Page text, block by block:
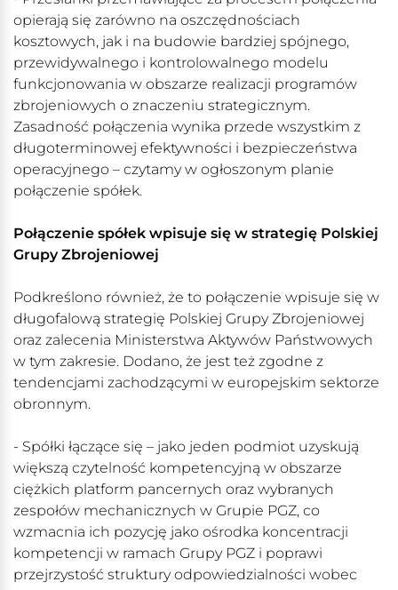
opierają się zarówno na oszczędnościach
kosztowych, jak i na budowie bardziej spójnego,
przewidywalnego i kontrolowalnego modelu
funkcjonowania w obszarze realizacji programów
zbrojeniowych o znaczeniu strategicznym.
Zasadność połączenia wynika przede wszystkim z
długoterminowej efektywności i bezpieczeństwa
operacyjnego – czytamy w ogłoszonym planie
połączenie spółek.
Połączenie spółek wpisuje się w strategię Polskiej
Grupy Zbrojeniowej
Podkreślono również, że to połączenie wpisuje się w
długofalową strategię Polskiej Grupy Zbrojeniowej
oraz zalecenia Ministerstwa Aktywów Państwowych
w tym zakresie. Dodano, że jest też zgodne z
tendencjami zachodzącymi w europejskim sektorze
obronnym.
- Spółki łączące się – jako jeden podmiot uzyskują
większą czytelność kompetencyjną w obszarze
ciężkich platform pancernych oraz wybranych
zespołów mechanicznych w Grupie PGZ, co
wzmacnia ich pozycję jako ośrodka koncentracji
kompetencji w ramach Grupy PGZ i poprawi
przejrzystość struktury odpowiedzialności wobec